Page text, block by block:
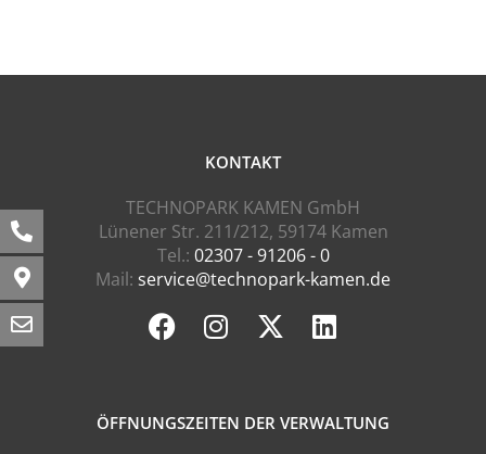
KONTAKT
TECHNOPARK KAMEN GmbH
Lünener Str. 211/212, 59174 Kamen
Tel.: 02307 - 91206 - 0
Mail: service@technopark-kamen.de
ÖFFNUNGSZEITEN DER VERWALTUNG